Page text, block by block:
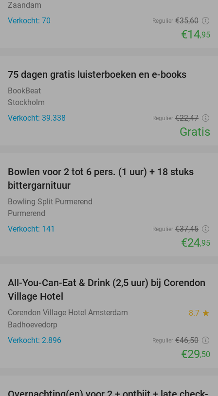
Zaandam
Verkocht: 70
Regulier €35,60
€14,95
75 dagen gratis luisterboeken en e-books
BookBeat
Stockholm
Verkocht: 39.338
Regulier €22,47
Gratis
33%
Bowlen voor 2 tot 6 pers. (1 uur) + 18 stuks
bittergarnituur
Bowling Split Purmerend
Purmerend
Verkocht: 141
Regulier €37,45
€24,95
37%
All-You-Can-Eat & Drink (2,5 uur) bij Corendon
Village Hotel
Corendon Village Hotel Amsterdam 8.7 star
Badhoevedorp
Verkocht: 2.896
Regulier €46,50
€29,50